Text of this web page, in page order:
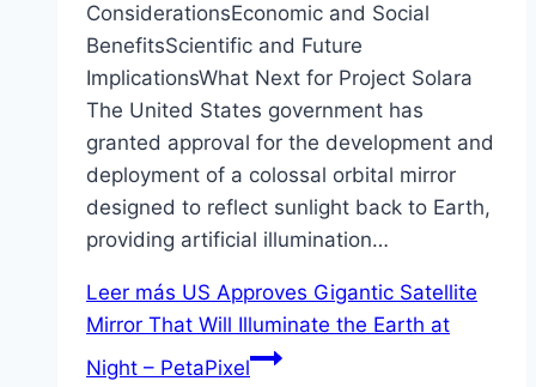
ConsiderationsEconomic and Social
BenefitsScientific and Future
ImplicationsWhat Next for Project Solara
The United States government has
granted approval for the development and
deployment of a colossal orbital mirror
designed to reflect sunlight back to Earth,
providing artificial illumination…
Leer más US Approves Gigantic Satellite
Mirror That Will Illuminate the Earth at
Night – PetaPixel